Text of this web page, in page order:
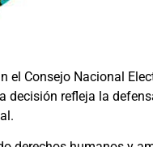
el Consejo Nacional
decisión refleja la